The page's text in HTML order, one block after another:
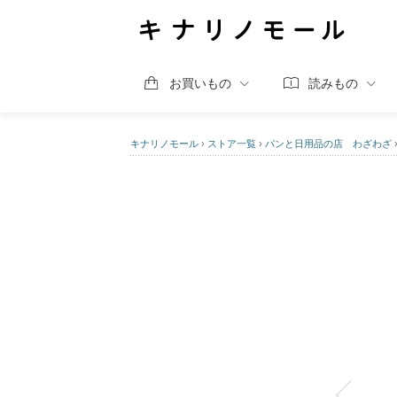
お買いもの 読みもの
キナリノモール › ストア一覧 › パンと日用品の店 わざわざ